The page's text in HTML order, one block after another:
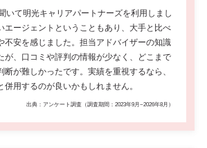
いて明光キャリアパートナーズを利用しまし
エージェントということもあり、大手と比べ
不安を感じました。担当アドバイザーの知識
が、口コミや評判の情報が少なく、どこまで
断が難しかったです。実績を重視するなら、
併用するのが良いかもしれません。
出典：アンケート調査（調査期間：2023年9月~2026年8月）